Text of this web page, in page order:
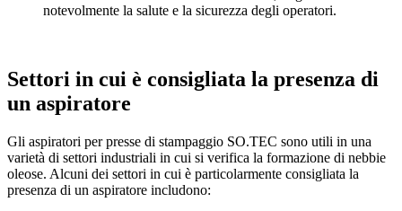
notevolmente la salute e la sicurezza degli operatori.
Settori in cui è consigliata la presenza di
un aspiratore
Gli aspiratori per presse di stampaggio SO.TEC sono utili in una
varietà di settori industriali in cui si verifica la formazione di nebbie
oleose. Alcuni dei settori in cui è particolarmente consigliata la
presenza di un aspiratore includono: